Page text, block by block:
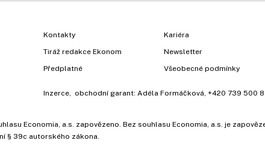
Kontakty
Tiráž redakce Ekonom
Předplatné
Kariéra
Newsletter
Všeobecné podmínky
Inzerce , obchodní garant: Adéla Formáčková +420 739 500
Economia, a.s. zapovězeno. Bez souhlasu Economia, a.s. je
§ 39c autorského zákona.